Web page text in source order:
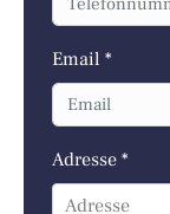
Email *
Adresse *
Adresse